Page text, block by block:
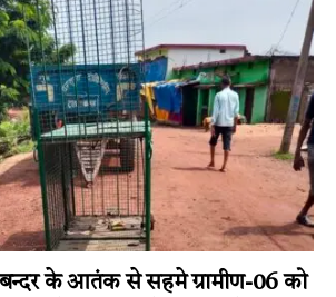
के आतंक से सहमे ग्रामीण-06 को